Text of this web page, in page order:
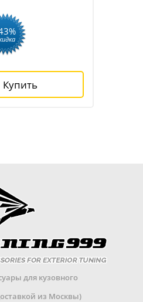
Купить
для кузовного
из Москвы)